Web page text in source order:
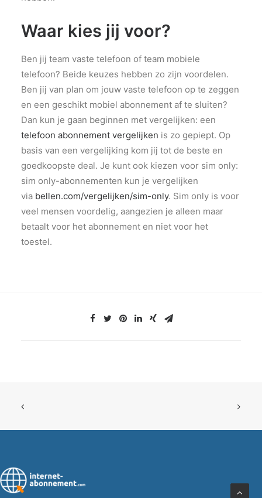
Waar kies jij voor?
Ben jij team vaste telefoon of team mobiele
telefoon? Beide keuzes hebben zo zijn voordelen.
Ben jij van plan om jouw vaste telefoon op te zeggen
en een geschikt mobiel abonnement af te sluiten?
Dan kun je gaan beginnen met vergelijken: een
telefoon abonnement vergelijken is zo gepiept. Op
basis van een vergelijking kom jij tot de beste en
goedkoopste deal. Je kunt ook kiezen voor sim only:
sim only-abonnementen kun je vergelijken
via bellen.com/vergelijken/sim-only. Sim only is voor
veel mensen voordelig, aangezien je alleen maar
betaalt voor het abonnement en niet voor het
toestel.